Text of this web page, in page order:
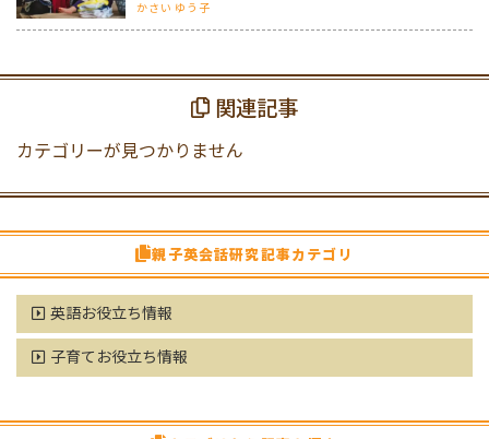
かさい ゆう子
関連記事
カテゴリーが見つかりません
親子英会話研究記事カテゴリ
英語お役立ち情報
子育てお役立ち情報